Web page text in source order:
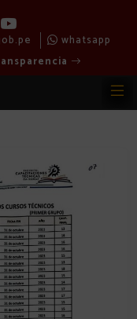
whatsapp